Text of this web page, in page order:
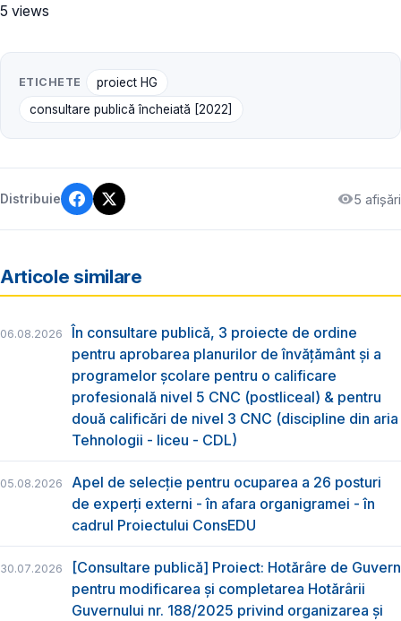
5 views
ETICHETE
proiect HG
consultare publică încheiată [2022]
Distribuie 5 afișări
Articole similare
06.08.2026
În consultare publică, 3 proiecte de ordine
pentru aprobarea planurilor de învățământ și a
programelor școlare pentru o calificare
profesională nivel 5 CNC (postliceal) & pentru
două calificări de nivel 3 CNC (discipline din aria
Tehnologii - liceu - CDL)
05.08.2026
Apel de selecție pentru ocuparea a 26 posturi
de experți externi - în afara organigramei - în
cadrul Proiectului ConsEDU
30.07.2026
[Consultare publică] Proiect: Hotărâre de Guvern
pentru modificarea și completarea Hotărârii
Guvernului nr. 188/2025 privind organizarea şi